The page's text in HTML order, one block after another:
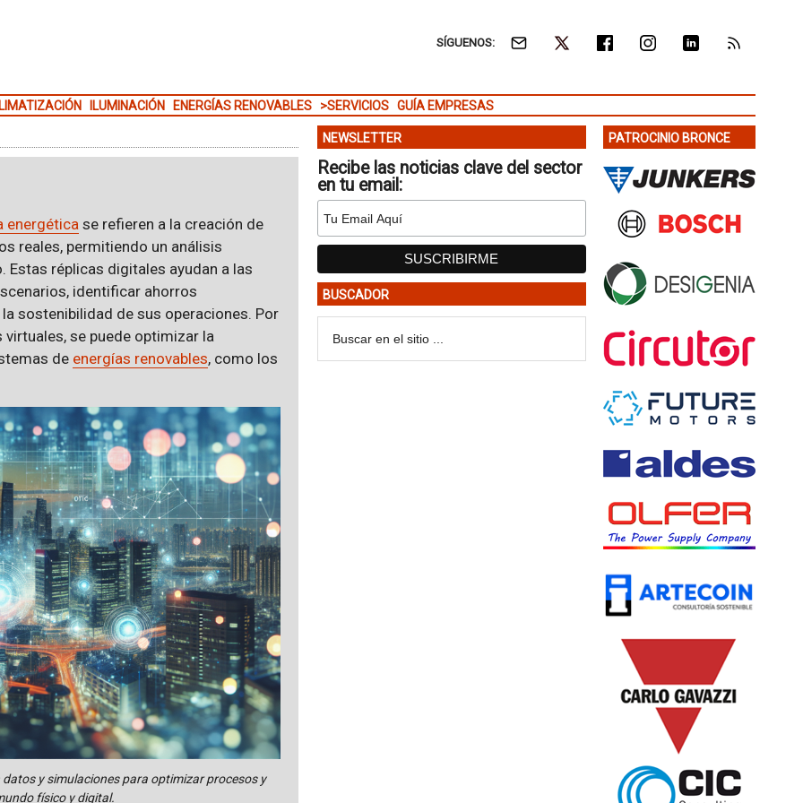
SÍGUENOS:
ILUMINACIÓN ENERGÍAS RENOVABLES >SERVICIOS GUÍA EMPRESAS
energéticase refieren a la creación de
reales, permitiendo un análisis
réplicas digitales ayudan a las
identificar ahorros
sostenibilidad de sus operaciones. Por
se puede optimizar la
de energías renovables, como los
y simulaciones para optimizar procesos y
físico y digital.
NEWSLETTER
Recibe las noticias clave del sector
en tu email:
BUSCADOR
PATROCINIO BRONCE